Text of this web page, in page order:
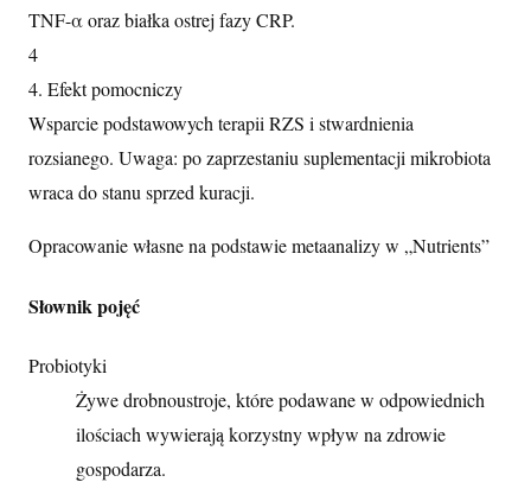
TNF-α oraz białka ostrej fazy CRP.
4
4. Efekt pomocniczy
Wsparcie podstawowych terapii RZS i stwardnienia
rozsianego. Uwaga: po zaprzestaniu suplementacji mikrobiota
wraca do stanu sprzed kuracji.
Opracowanie własne na podstawie metaanalizy w „Nutrients”
Słownik pojęć
Probiotyki
Żywe drobnoustroje, które podawane w odpowiednich
ilościach wywierają korzystny wpływ na zdrowie
gospodarza.